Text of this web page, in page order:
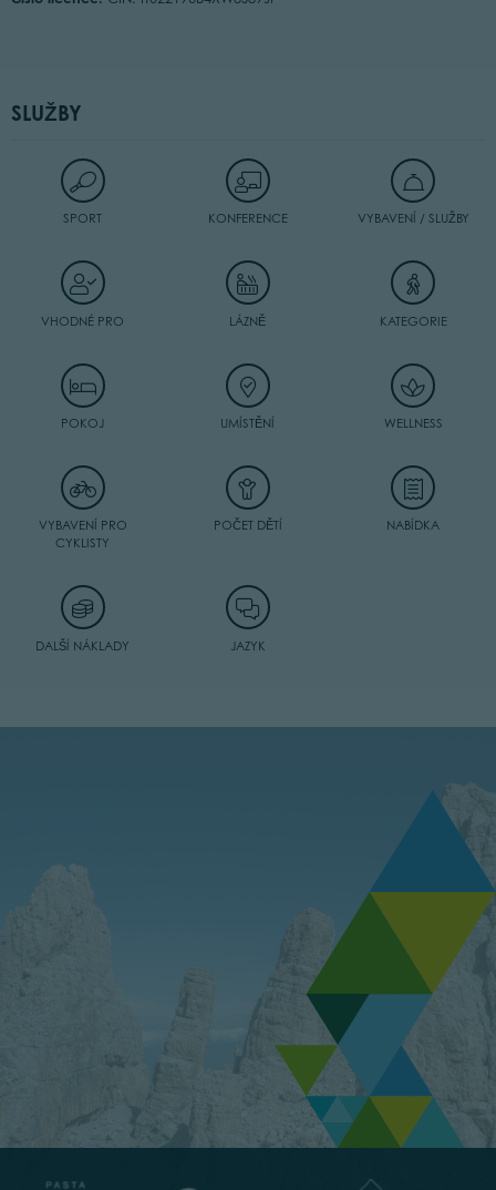
SLUŽBY
SPORT KONFERENCE VYBAVENÍ / SLUŽBY
VHODNÉ PRO LÁZNĚ KATEGORIE
POKOJ UMÍSTĚNÍ WELLNESS
VYBAVENÍ PRO
CYKLISTY
POČET DĚTÍ NABÍDKA
DALŠÍ NÁKLADY JAZYK